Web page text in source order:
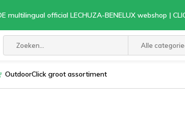
Alle
multilingual official LECHUZA-BENELUX webshop |
OutdoorClick groot assortiment